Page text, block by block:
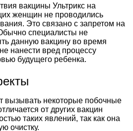
вакцины Ультрикс на
женщин не проводились
Это связано с запретом на
специалисты не
данную вакцину во время
нанести вред процессу
будущего ребенка.
вызывать некоторые побочные
от других вакцин
таких явлений, так как она
очистку.